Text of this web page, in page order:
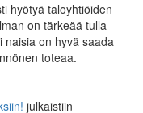
hyötyä taloyhtiöiden
on tärkeää tulla
naisia on hyvä saada
toteaa.
julkaistiin